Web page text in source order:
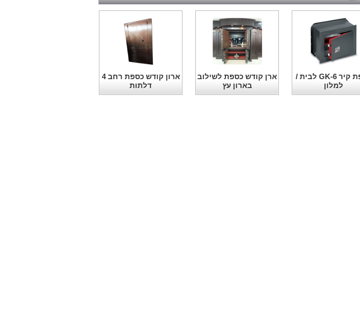
כספת קיר GK-6 לבית /
למלון
ארן קודש כספת לשילוב
בארון עץ
ארון קודש כספת רחב 4
דלתות